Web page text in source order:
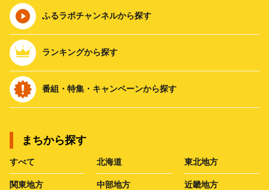
ふるラボチャンネルから探す
ランキングから探す
番組・特集・キャンペーンから探す
まちから探す
すべて 北海道 東北地方
関東地方 中部地方 近畿地方